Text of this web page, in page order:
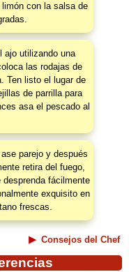
con la salsa de
ajo utilizando una
las rodajas de
Ten listo el lugar de
de parrilla para
asa el pescado al
parejo y después
retira del fuego,
fácilmente
exquisito en
frescas.
Consejos del Chef